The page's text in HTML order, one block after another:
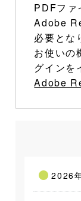
PDFファ
Adobe
必要とな
お使いの
グインを
Adobe
2026